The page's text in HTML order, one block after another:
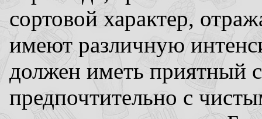
сортовой характер,
имеют различную
должен иметь приятный
предпочтительно с